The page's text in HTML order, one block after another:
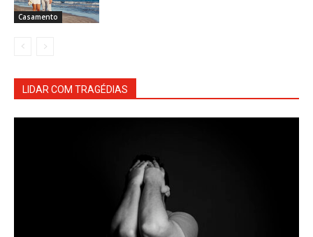
Casamento
LIDAR COM TRAGÉDIAS